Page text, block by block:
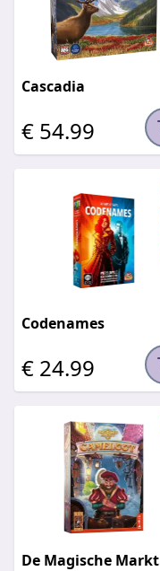
Cascadia
€ 54.99
Codenames
€ 24.99
De Magische Markt